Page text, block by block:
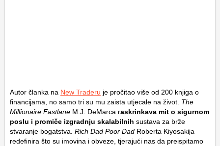
Autor članka na New Traderu je pročitao više od 200 knjiga o
financijama, no samo tri su mu zaista utjecale na život. The
Millionaire Fastlane M.J. DeMarca raskrinkava mit o sigurnom
poslu i promiče izgradnju skalabilnih sustava za brže
stvaranje bogatstva. Rich Dad Poor Dad Roberta Kiyosakija
redefinira što su imovina i obveze, tjerajući nas da preispitamo